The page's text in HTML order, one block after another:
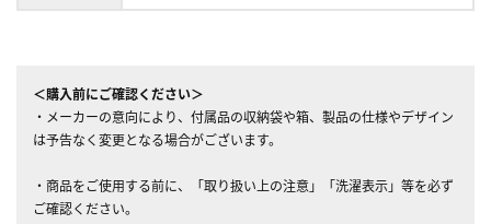
＜購入前にご確認ください＞
・メーカーの意向により、付属品の収納袋や箱、製品の仕様やデザイン
は予告なく変更となる場合がございます。
・商品をご使用する前に、「取り扱い上の注意」「洗濯表示」等を必ず
ご確認ください。